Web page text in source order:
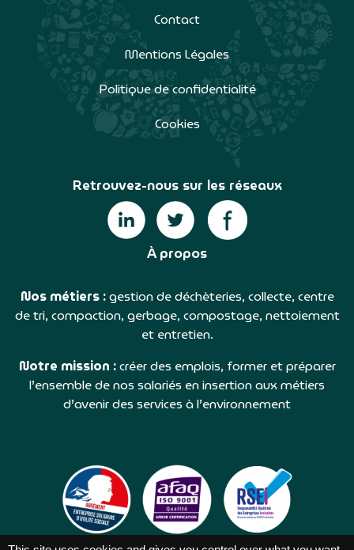
Contact
Mentions Légales
Politique de confidentialité
Cookies
Retrouvez-nous sur les réseaux
À propos
Nos métiers :gestion de déchèteries, collecte, centre
de tri, compaction, gerbage, compostage, nettoiement
et entretien.
Notre mission :créer des emplois, former et préparer
l’ensemble de nos salariés en insertion aux métiers
d’avenir des services à l’environnement